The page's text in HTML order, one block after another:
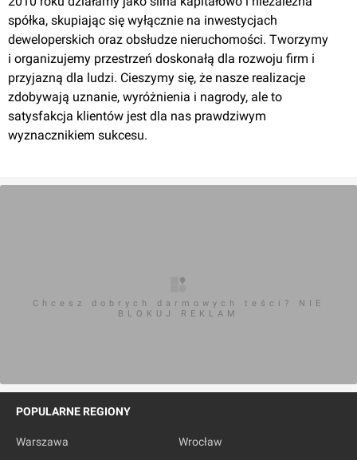
Powiśle 10
spółka, skupiając się wyłącznie na inwestycjach
deweloperskich oraz obsłudze nieruchomości. Tworzymy
i organizujemy przestrzeń doskonałą dla rozwoju firm i
przyjazną dla ludzi. Cieszymy się, że nasze realizacje
zdobywają uznanie, wyróżnienia i nagrody, ale to
satysfakcja klientów jest dla nas prawdziwym
wyznacznikiem sukcesu.
Chcesz dobrych darmowych teści? NIE
BLOKUJ REKLAM
POPULARNE REGIONY
Warszawa Wrocław